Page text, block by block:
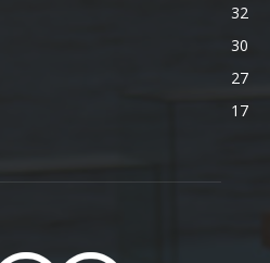
32
30
27
17